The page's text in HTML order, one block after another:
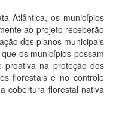
Atlântica, os municípios
ao projeto receberão
dos planos municipais
os municípios possam
na proteção dos
florestais e no controle
cobertura florestal nativa